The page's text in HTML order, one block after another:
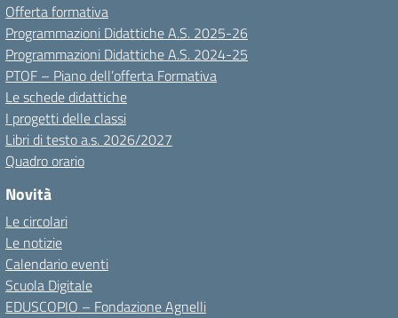
Offerta formativa
Programmazioni Didattiche A.S. 2025-26
Programmazioni Didattiche A.S. 2024-25
PTOF – Piano dell’offerta Formativa
Le schede didattiche
I progetti delle classi
Libri di testo a.s. 2026/2027
Quadro orario
Novità
Le circolari
Le notizie
Calendario eventi
Scuola Digitale
EDUSCOPIO – Fondazione Agnelli